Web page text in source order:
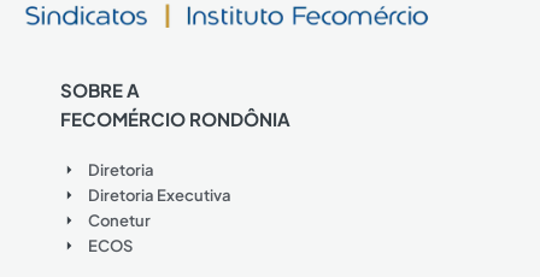
SOBRE A
FECOMÉRCIO RONDÔNIA
Diretoria
Diretoria Executiva
Conetur
ECOS